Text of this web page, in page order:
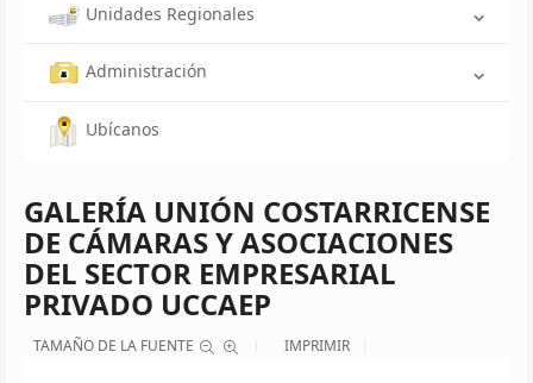
Unidades Regionales
Administración
Ubícanos
GALERÍA UNIÓN COSTARRICENSE
DE CÁMARAS Y ASOCIACIONES
DEL SECTOR EMPRESARIAL
PRIVADO UCCAEP
TAMAÑO DE LA FUENTE IMPRIMIR